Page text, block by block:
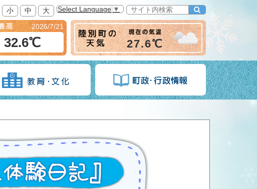
小 中 大 Select Language ▼
2026/7/21
32.6℃ 27.6℃